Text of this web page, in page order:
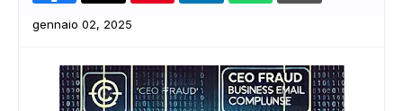
gennaio 02, 2025